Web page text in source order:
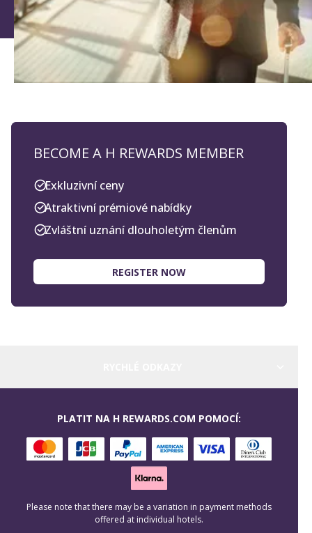
BECOME A H REWARDS MEMBER
Exkluzivní ceny
Atraktivní prémiové nabídky
Zvláštní uznání dlouholetým členům
REGISTER NOW
PLATIT NA H REWARDS.COM POMOCÍ:
Please note that there may be a variation in payment methods
offered at individual hotels.